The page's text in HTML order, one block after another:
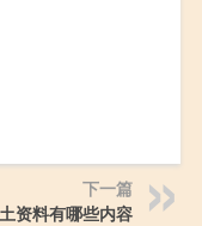
下一篇
资料有哪些内容